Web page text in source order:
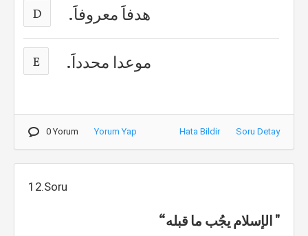
D هدفاََ معروفاََ.
E موعدا محدداََ.
0 Yorum Yorum Yap Hata Bildir Soru Detay
12.Soru
" الإسلام يجُب ما قبله“